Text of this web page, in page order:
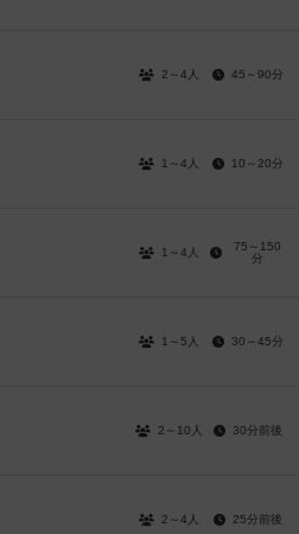
2～4人 45～90分
1～4人 10～20分
1～4人
75～150
分
1～5人 30～45分
2～10人 30分前後
2～4人 25分前後